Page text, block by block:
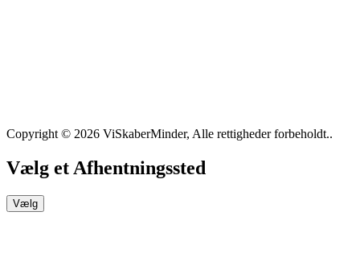
Copyright © 2026 ViSkaberMinder, Alle rettigheder forbeholdt..
Vælg et Afhentningssted
Vælg